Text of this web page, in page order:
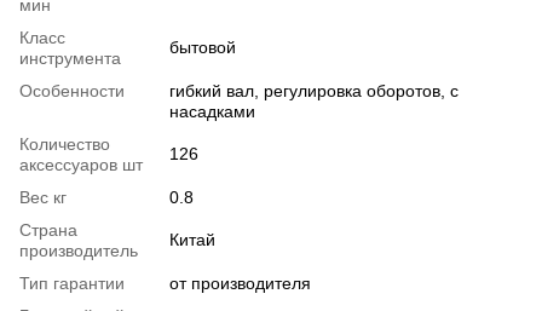
мин
Класс
инструмента
бытовой
Особенности
гибкий вал, регулировка оборотов, с
насадками
Количество
аксессуаров шт
126
Вес кг
0.8
Страна
производитель
Китай
Тип гарантии
от производителя